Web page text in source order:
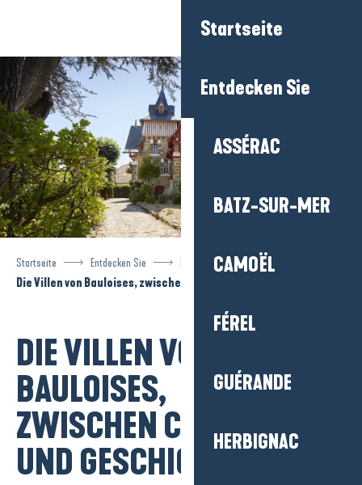
principal
Startseite
Entdecken Sie
ASSÉRAC
BATZ-SUR-MER
CAMOËL
FÉREL
GUÉRANDE
HERBIGNAC
Startseite Entdecken Sie Das Reiseziel
Die Villen von Bauloises, zwischen Charme und Geschichte
DIE VILLEN VON
BAULOISES,
ZWISCHEN CHARME
UND GESCHICHTE